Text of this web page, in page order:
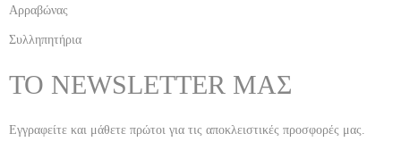
Αρραβώνας
Συλληπητήρια
ΤΟ NEWSLETTER ΜΑΣ
Εγγραφείτε και μάθετε πρώτοι για τις αποκλειστικές προσφορές μας.